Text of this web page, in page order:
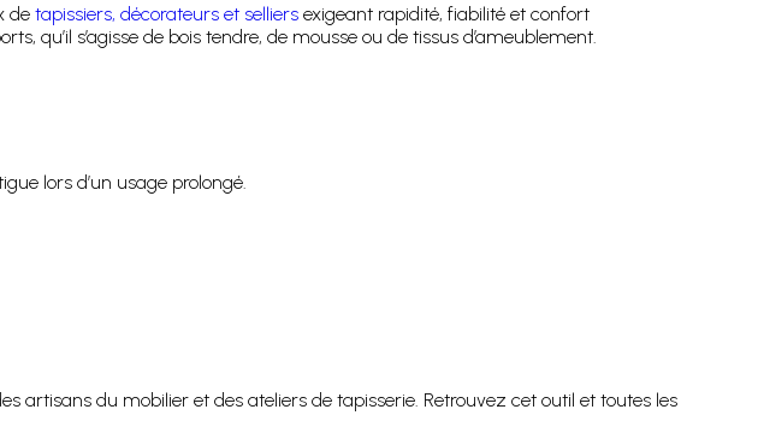
de tapissiers, décorateurs et selliersexigeant rapidité, fiabilité et confort
qu’il s’agisse de bois tendre, de mousse ou de tissus d’ameublement.
lors d’un usage prolongé.
artisans du mobilier et des ateliers de tapisserie. Retrouvez cet outil et toutes les